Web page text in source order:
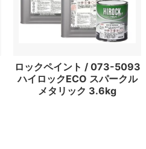
ロックペイント / 073-5093
ハイロックECO スパークル
メタリック 3.6kg